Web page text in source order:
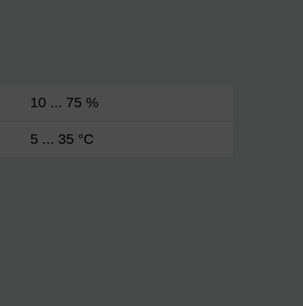
10 ... 75 %
5 ... 35 °C